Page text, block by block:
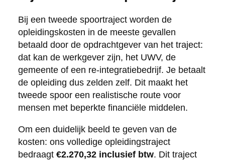
Bij een tweede spoortraject worden de
opleidingskosten in de meeste gevallen
betaald door de opdrachtgever van het traject:
dat kan de werkgever zijn, het UWV, de
gemeente of een re-integratiebedrijf. Je betaalt
de opleiding dus zelden zelf. Dit maakt het
tweede spoor een realistische route voor
mensen met beperkte financiële middelen.
Om een duidelijk beeld te geven van de
kosten: ons volledige opleidingstraject
bedraagt €2.270,32 inclusief btw. Dit traject